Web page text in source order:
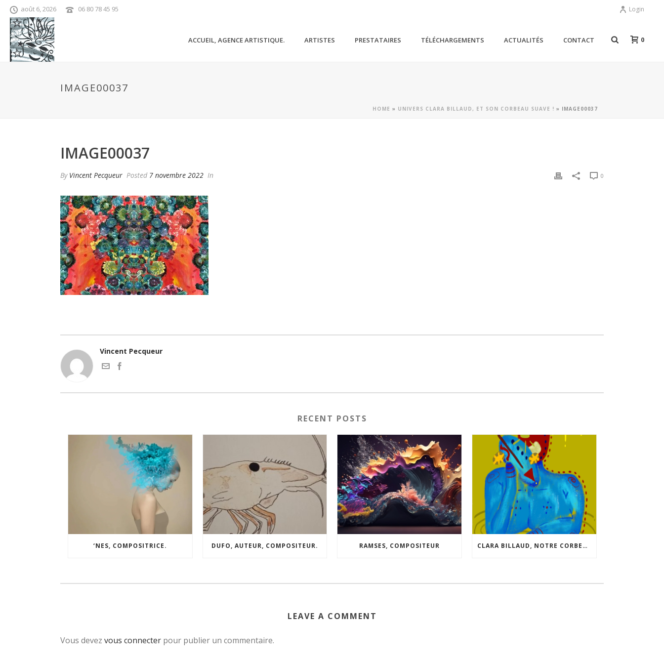
août 6, 2026 06 80 78 45 95 Login
ACCUEIL, AGENCE ARTISTIQUE. ARTISTES PRESTATAIRES TÉLÉCHARGEMENTS ACTUALITÉS CONTACT 0
IMAGE00037
HOME » UNIVERS CLARA BILLAUD, ET SON CORBEAU SUAVE ! » IMAGE00037
IMAGE00037
By Vincent Pecqueur Posted 7 novembre 2022 In 0
Vincent Pecqueur
RECENT POSTS
‘NES, COMPOSITRICE. DUFO, AUTEUR, COMPOSITEUR. RAMSES, COMPOSITEUR CLARA BILLAUD, NOTRE CORBEAU SUAVE, NOUS LIVRE QUELQUES INFOS SUR SON NOUVEAU “JEU”.
LEAVE A COMMENT
Vous devez vous connecter pour publier un commentaire.